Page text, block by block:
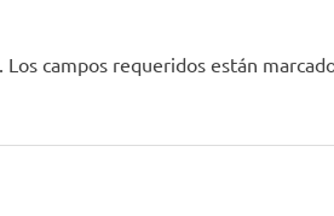
Los campos requeridos están